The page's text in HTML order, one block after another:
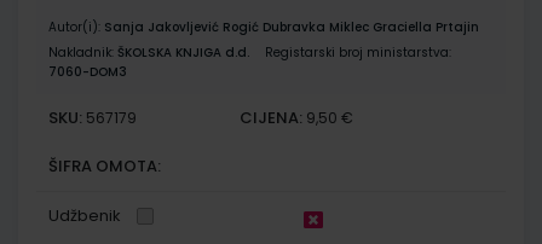
Autor(i): Sanja Jakovljević Rogić Dubravka Miklec Graciella Prtajin
Nakladnik: ŠKOLSKA KNJIGA d.d.
Registarski broj ministarstva:
7060-DOM3
SKU: 567179 CIJENA: 9,50 €
ŠIFRA OMOTA:
Udžbenik